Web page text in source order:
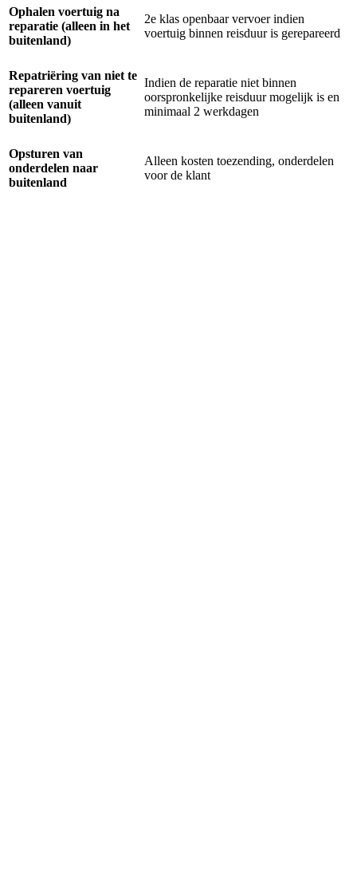
Ophalen voertuig na
reparatie (alleen in het
buitenland)
2e klas openbaar vervoer indien
voertuig binnen reisduur is gerepareerd
Repatriëring van niet te
repareren voertuig
(alleen vanuit
buitenland)
Indien de reparatie niet binnen
oorspronkelijke reisduur mogelijk is en
minimaal 2 werkdagen
Opsturen van
onderdelen naar
buitenland
Alleen kosten toezending, onderdelen
voor de klant